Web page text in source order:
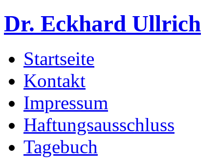
Dr. Eckhard Ullrich
Startseite
Kontakt
Impressum
Haftungsausschluss
Tagebuch